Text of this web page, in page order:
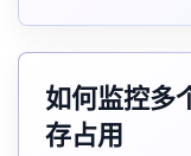
如何监控多
存占用